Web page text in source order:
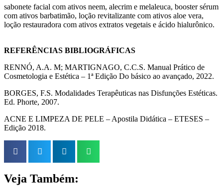
sabonete facial com ativos neem, alecrim e melaleuca, booster sérum
com ativos barbatimão, loção revitalizante com ativos aloe vera,
loção restauradora com ativos extratos vegetais e ácido hialurônico.
REFERÊNCIAS BIBLIOGRÁFICAS
RENNÓ, A.A. M; MARTIGNAGO, C.C.S. Manual Prático de
Cosmetologia e Estética – 1ª Edição Do básico ao avançado, 2022.
BORGES, F.S. Modalidades Terapêuticas nas Disfunções Estéticas.
Ed. Phorte, 2007.
ACNE E LIMPEZA DE PELE – Apostila Didática – ETESES –
Edição 2018.
Veja Também: